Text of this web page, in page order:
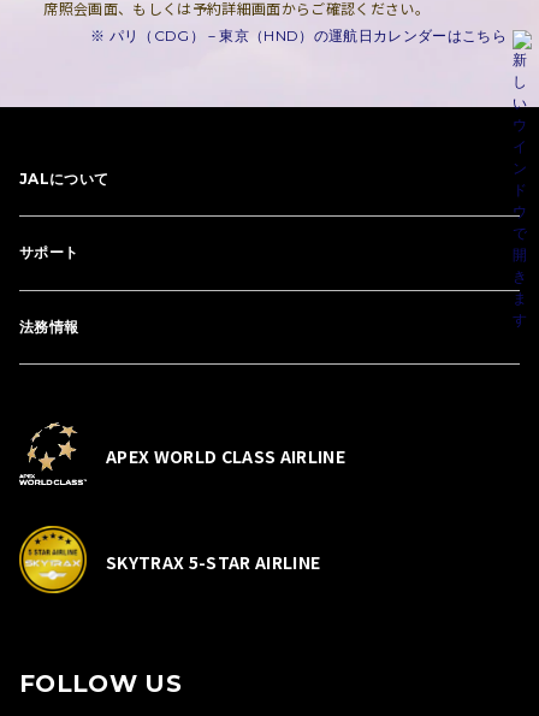
席照会画面、もしくは予約詳細画面からご確認ください。
※ パリ（CDG）－東京（HND）の運航日カレンダーはこちら
JALについて
サポート
法務情報
APEX WORLD CLASS AIRLINE
SKYTRAX 5-STAR AIRLINE
FOLLOW US